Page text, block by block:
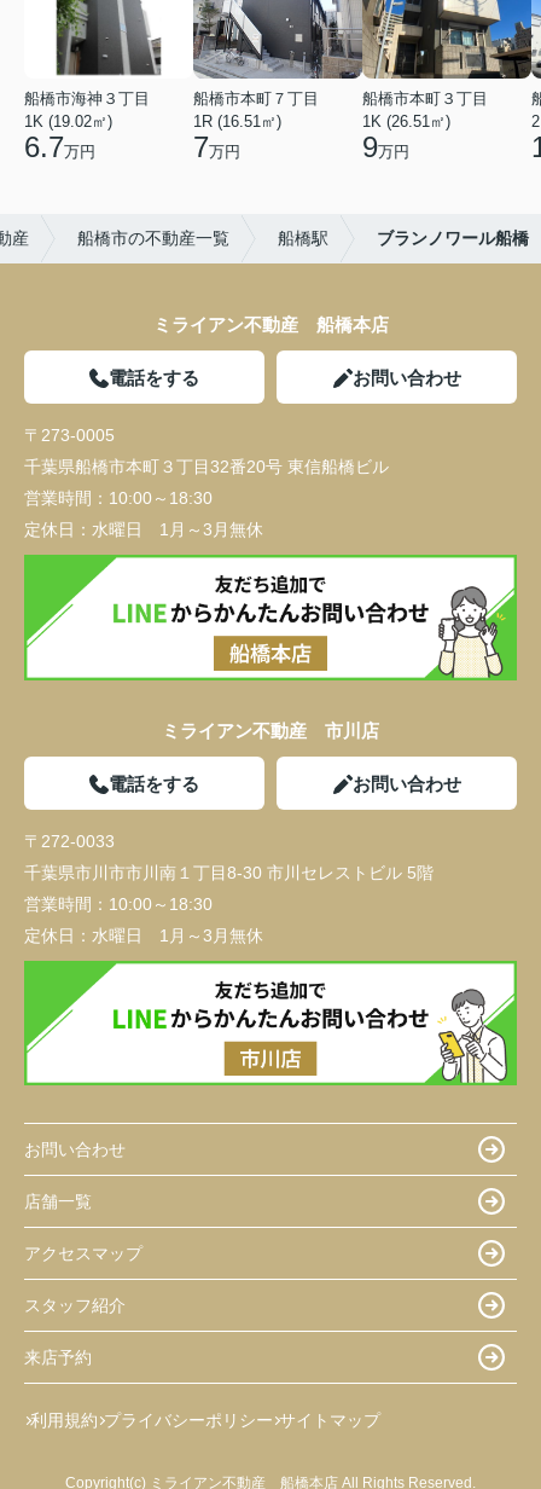
船橋市海神３丁目
1K (19.02㎡)
6.7万円
船橋市本町７丁目
1R (16.51㎡)
7万円
船橋市本町３丁目
1K (26.51㎡)
9万円
産 船橋市の不動産一覧 船橋駅 ブランノワール船橋
ミライアン不動産 船橋本店
電話をする お問い合わせ
〒273-0005
千葉県船橋市本町３丁目32番20号 東信船橋ビル
営業時間： 10:00～18:30
定休日： 水曜日 1月～3月無休
ミライアン不動産 市川店
電話をする お問い合わせ
〒272-0033
千葉県市川市市川南１丁目8-30 市川セレストビル 5階
営業時間： 10:00～18:30
定休日： 水曜日 1月～3月無休
お問い合わせ
店舗一覧
アクセスマップ
スタッフ紹介
来店予約
利用規約 プライバシーポリシー サイトマップ
Copyright(c) ミライアン不動産 船橋本店 All Rights Reserved.